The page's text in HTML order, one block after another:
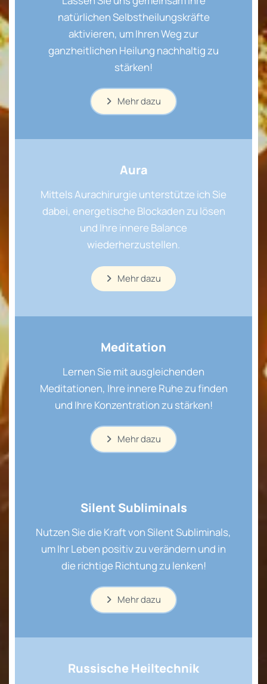
natürlichen Selbstheilungskräfte
aktivieren, um Ihren Weg zur
ganzheitlichen Heilung nachhaltig zu
stärken!
Mehr dazu
Aura
Mittels Aurachirurgie unterstütze ich Sie
dabei, energetische Blockaden zu lösen
und Ihre innere Balance
wiederherzustellen.
Mehr dazu
Meditation
Lernen Sie mit ausgleichenden
Meditationen, Ihre innere Ruhe zu finden
und Ihre Konzentration zu stärken!
Mehr dazu
Silent Subliminals
Nutzen Sie die Kraft von Silent Subliminals,
um Ihr Leben positiv zu verändern und in
die richtige Richtung zu lenken!
Mehr dazu
Russische Heiltechnik